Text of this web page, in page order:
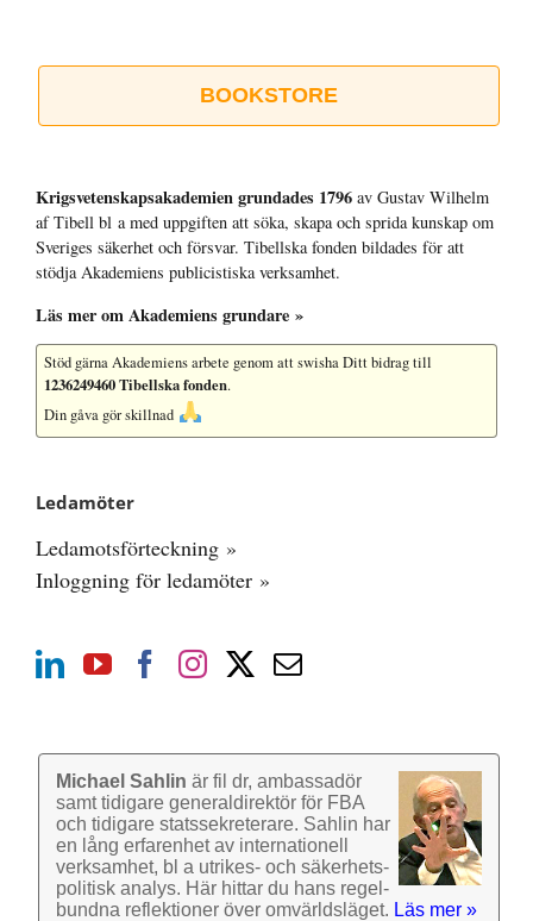
BOOKSTORE
Krigsvetenskap­sakademien grundades 1796 av Gustav Wilhelm
af Tibell bl a med uppgiften att söka, skapa och sprida kunskap om
Sveriges säkerhet och försvar. Tibellska fonden bildades för att
stödja Akademiens publicistiska verksamhet.
Läs mer om Akademiens grundare »
Stöd gärna Akademiens arbete genom att swisha Ditt bidrag till
1236249460 Tibellska fonden.
Din gåva gör skillnad
Ledamöter
Ledamotsförteckning »
Inloggning för ledamöter »
Michael Sahlin är fil dr, ambassadör
samt tidigare general­direktör för FBA
och tidigare stats­sekre­terare. Sahlin har
en lång erfarenhet av inter­nationell
verk­samhet, bl a utrikes- och säkerhets­
politisk analys. Här hittar du hans regel­
bundna reflek­tioner över omvärlds­läget. Läs mer »